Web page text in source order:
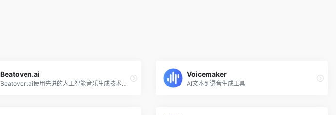
Beatoven.ai
Beatoven.ai使用先进的人工智能音乐生成技术来创作独特的基于情绪的音乐，以适合内容创作者视频或播客的每一部分，生成符合创作者叙事的独特免版税音乐。
Voicemaker
AI文本到语音生成工具